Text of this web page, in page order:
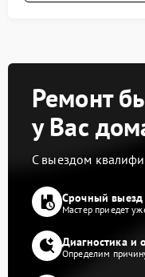
Ремонт
у Вас
С выездом
Срочный выезд
Мастер приедет
Диагностика и
Определим